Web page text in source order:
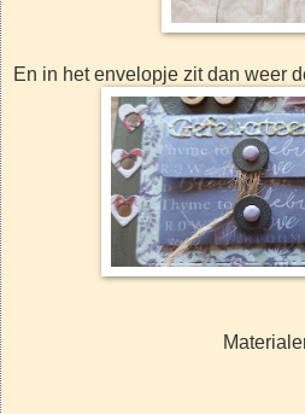
En in het envelopje zit dan weer